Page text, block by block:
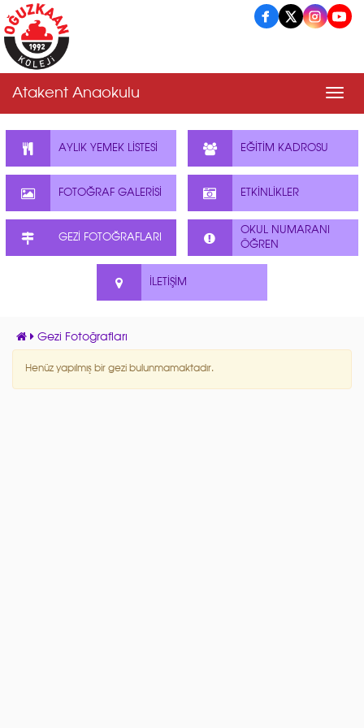
Atakent Anaokulu
Gezi Fotoğrafları
Henüz yapılmış bir gezi bulunmamaktadır.
AYLIK YEMEK LİSTESİ EĞİTİM KADROSU
FOTOĞRAF GALERİSİ ETKİNLİKLER
GEZİ FOTOĞRAFLARI
OKUL NUMARANI
ÖĞREN
İLETİŞİM